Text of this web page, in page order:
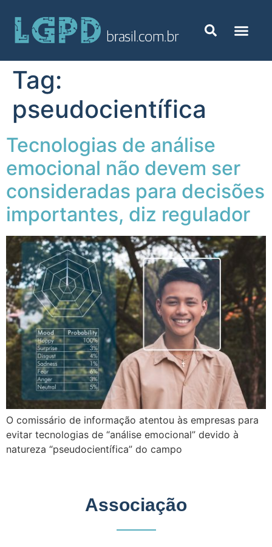
Tag:
pseudocientífica
Tecnologias de análise
emocional não devem ser
consideradas para decisões
importantes, diz regulador
O comissário de informação atentou às empresas para
evitar tecnologias de “análise emocional” devido à
natureza “pseudocientífica” do campo
Associação